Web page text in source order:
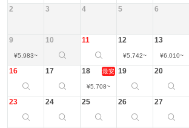
2 3 4 5 6
9
¥5,983~
10 11 12
¥5,742~
13
¥6,010~
16 17 18 最安
¥5,708~
19 20
23 24 25 26 27